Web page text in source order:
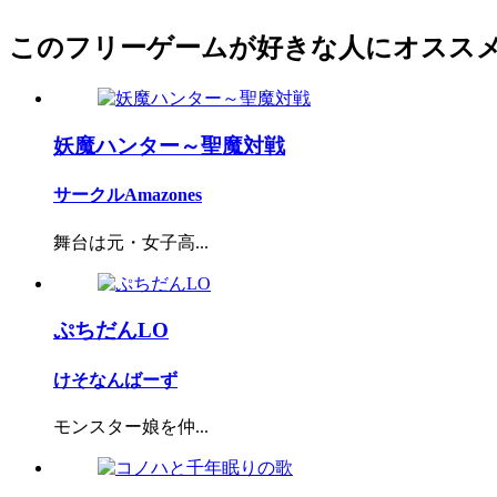
このフリーゲームが好きな人にオスス
妖魔ハンター～聖魔対戦
サークルAmazones
舞台は元・女子高...
ぷちだんLO
けそなんばーず
モンスター娘を仲...